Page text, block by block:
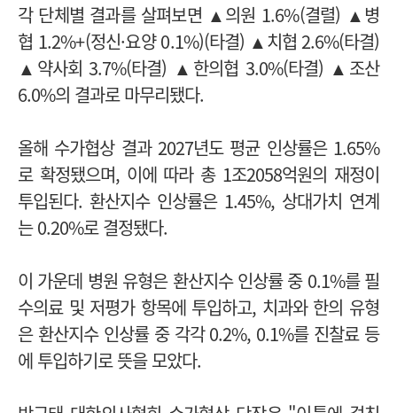
각 단체별 결과를 살펴보면 ▲의원 1.6%(결렬) ▲병
협 1.2%+(정신·요양 0.1%)(타결) ▲치협 2.6%(타결)
▲ 약사회 3.7%(타결) ▲한의협 3.0%(타결) ▲조산
6.0%의 결과로 마무리됐다.
올해 수가협상 결과 2027년도 평균 인상률은 1.65%
로 확정됐으며, 이에 따라 총 1조2058억원의 재정이
투입된다. 환산지수 인상률은 1.45%, 상대가치 연계
는 0.20%로 결정됐다.
이 가운데 병원 유형은 환산지수 인상률 중 0.1%를 필
수의료 및 저평가 항목에 투입하고, 치과와 한의 유형
은 환산지수 인상률 중 각각 0.2%, 0.1%를 진찰료 등
에 투입하기로 뜻을 모았다.